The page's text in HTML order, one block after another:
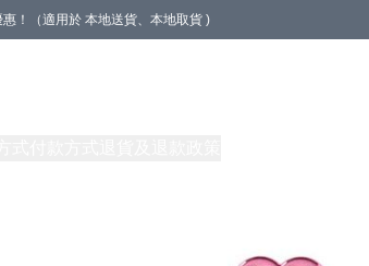
！（適用於 本地送貨、本地取貨 )